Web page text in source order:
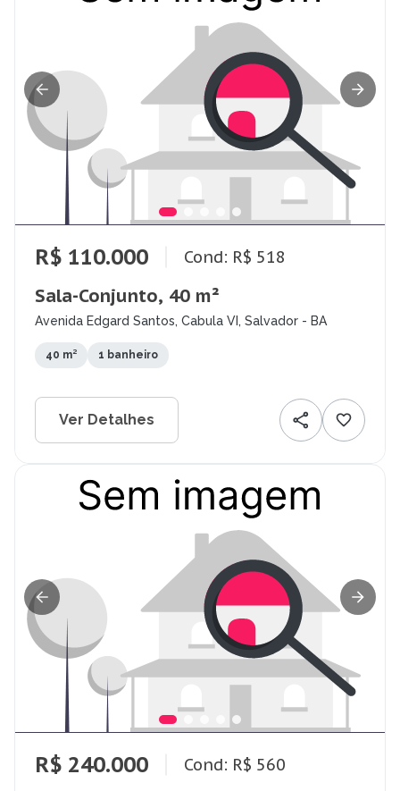
R$ 110.000 Cond: R$ 518
Sala-Conjunto, 40 m²
Avenida Edgard Santos, Cabula VI, Salvador - BA
40 m² 1 banheiro
Ver Detalhes
R$ 240.000 Cond: R$ 560